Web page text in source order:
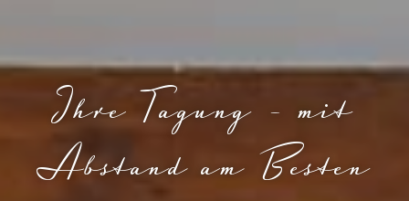
Ihre Tagung - mit
Abstand am Besten